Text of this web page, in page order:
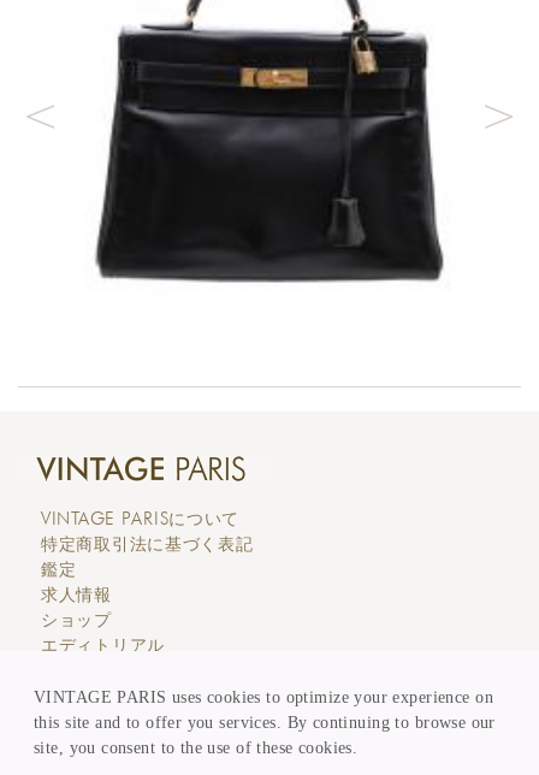
VINTAGE PARIS uses cookies to optimize your experience on
this site and to offer you services. By continuing to browse our
site, you consent to the use of these cookies.
VINTAGE PARISについて
特定商取引法に基づく表記
鑑定
求人情報
ショップ
エディトリアル
価格表示
買取 & 委託販売
メンバー登録